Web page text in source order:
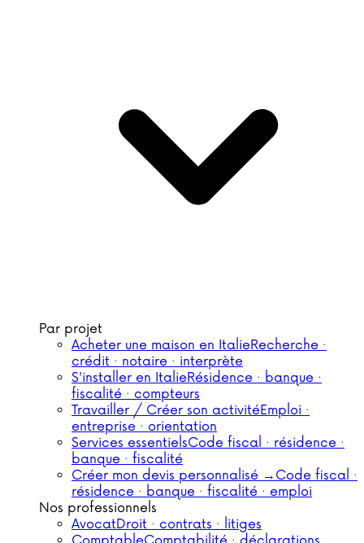
Par projet
Acheter une maison en ItalieRecherche ·
crédit · notaire · interprète
S'installer en ItalieRésidence · banque ·
fiscalité · compteurs
Travailler / Créer son activitéEmploi ·
entreprise · orientation
Services essentielsCode fiscal · résidence ·
banque · fiscalité
Créer mon devis personnalisé → Code fiscal ·
résidence · banque · fiscalité · emploi
Nos professionnels
AvocatDroit · contrats · litiges